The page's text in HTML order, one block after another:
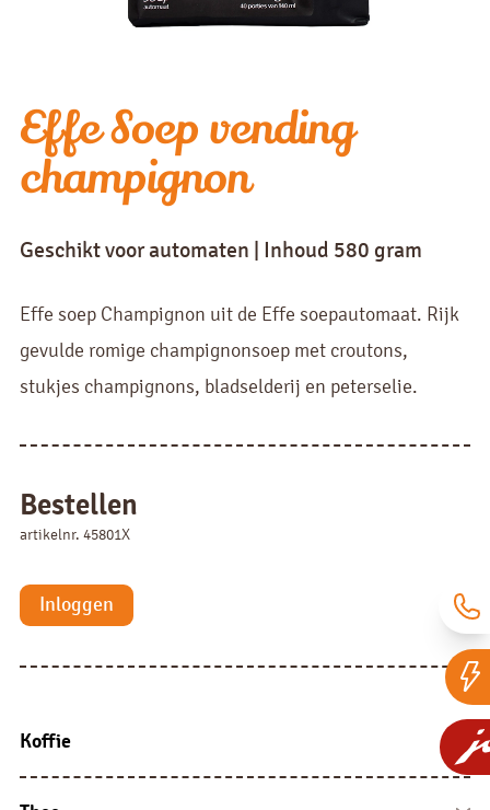
Koffie
Koffie bonen
Fresh brew
Effe Soep vending
champignon
Geschikt voor automaten | Inhoud 580 gram
Effe soep Champignon uit de Effe soepautomaat. Rijk
gevulde romige champignonsoep met croutons,
stukjes champignons, bladselderij en peterselie.
Bestellen
artikelnr. 45801X
Inloggen